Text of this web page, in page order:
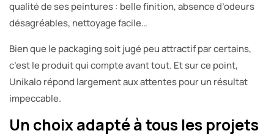
qualité de ses peintures : belle finition, absence d’odeurs
désagréables, nettoyage facile…
Bien que le packaging soit jugé peu attractif par certains,
c’est le produit qui compte avant tout. Et sur ce point,
Unikalo répond largement aux attentes pour un résultat
impeccable.
Un choix adapté à tous les projets